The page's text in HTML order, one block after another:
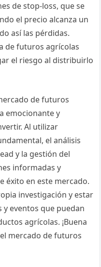
de stop-loss, que se
el precio alcanza un
así las pérdidas.
de futuros agrícolas
el riesgo al distribuirlo
de futuros
emocionante y
Al utilizar
el análisis
y la gestión del
informadas y
éxito en este mercado.
investigación y estar
eventos que puedan
agrícolas. ¡Buena
mercado de futuros